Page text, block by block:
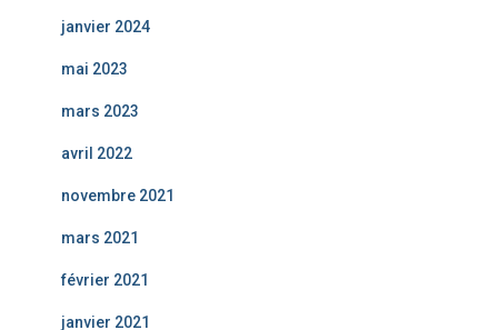
janvier 2024
mai 2023
mars 2023
avril 2022
novembre 2021
mars 2021
février 2021
janvier 2021